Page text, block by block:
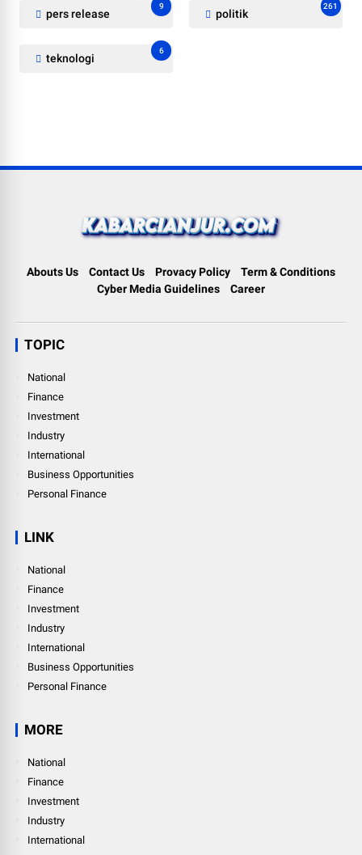
pers release
9
politik
261
teknologi
6
Abouts Us Contact Us Provacy Policy
Term & Conditions
Cyber Media Guidelines
Career
TOPIC
National
Finance
Investment
Industry
International
Business Opportunities
Personal Finance
LINK
National
Finance
Investment
Industry
International
Business Opportunities
Personal Finance
MORE
National
Finance
Investment
Industry
International